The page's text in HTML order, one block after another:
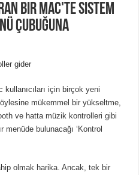
bir Mac'te Sistem
Çubuğuna
gider
için birçok yeni
mükemmel bir yükseltme,
ve hatta müzik kontrolleri gibi
menüde bulunacağı ‘Kontrol
olmak harika. Ancak, tek bir